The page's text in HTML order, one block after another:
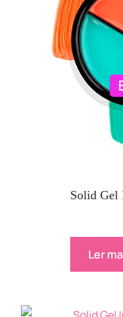
Solid Gel
Ler